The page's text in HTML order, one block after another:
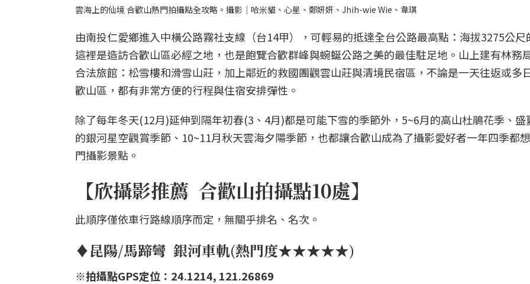
雲海上的仙境 合歡山熱門拍攝點全攻略。攝影｜哈米貓、心星、鄭妍妍、Jhih-wie Wie、韋琪
由南投仁愛鄉進入中橫公路霧社支線（台14甲），可輕易的抵達全台公路最高點：海拔3275公尺
這裡是造訪合歡山區必經之地，也是飽覽合歡群峰與蜿蜒公路之美的最佳駐足地。山上建有林務
合法旅館：松雪樓和滑雪山莊，加上鄰近的救國團觀雲山莊與清境民宿區，不論是一天往返或多
歡山區，都有非常方便的行程與住宿安排彈性。
除了每年冬天(12月)延伸到隔年初春(3、4月)都是可能下雪的季節外，5~6月的高山杜鵑花季、盛
的銀河星空觀賞季節、10~11月秋天雲海夕陽季節，也都讓合歡山成為了攝影愛好者一年四季都
門攝影景點。
【欣攝影推薦 合歡山拍攝點10處】
此順序僅依車行路線順序而定，無關乎排名、名次。
♦昆陽/馬蹄彎 銀河車軌(熱門度★★★★★)
※拍攝點GPS定位：24.1214, 121.26869